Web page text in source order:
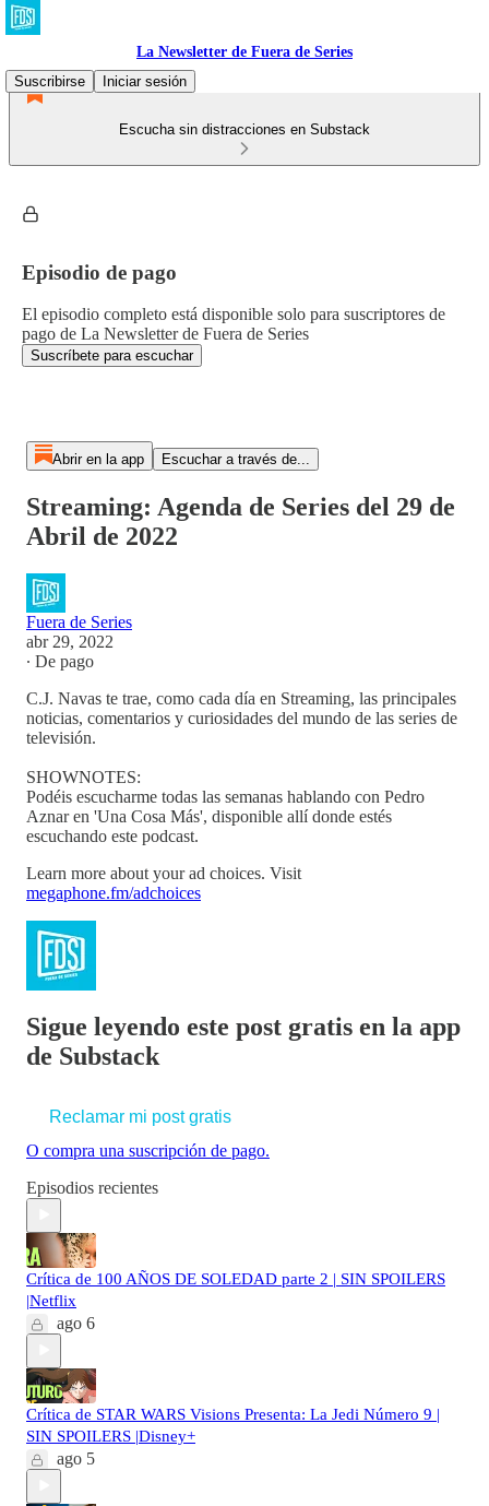
La Newsletter de Fuera de Series
Suscribirse
Iniciar sesión
Escucha sin distracciones en Substack
Episodio de pago
El episodio completo está disponible solo para suscriptores de
pago de La Newsletter de Fuera de Series
Suscríbete para escuchar
Abrir en la app Escuchar a través de...
Streaming: Agenda de Series del 29 de
Abril de 2022
Fuera de Series
abr 29, 2022
∙ De pago
C.J. Navas te trae, como cada día en Streaming, las principales
noticias, comentarios y curiosidades del mundo de las series de
televisión.
SHOWNOTES:
Podéis escucharme todas las semanas hablando con Pedro
Aznar en 'Una Cosa Más', disponible allí donde estés
escuchando este podcast.
Learn more about your ad choices. Visit
megaphone.fm/adchoices
Sigue leyendo este post gratis en la app
de Substack
Reclamar mi post gratis
O compra una suscripción de pago.
Episodios recientes
Crítica de 100 AÑOS DE SOLEDAD parte 2 | SIN SPOILERS
|Netflix
ago 6
Crítica de STAR WARS Visions Presenta: La Jedi Número 9 |
SIN SPOILERS |Disney+
ago 5